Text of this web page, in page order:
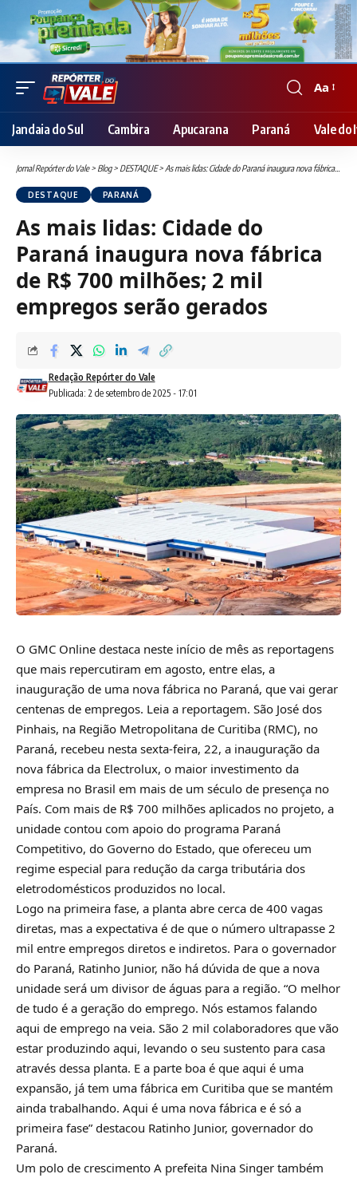
Font
Resizer
Aa
Jandaia do Sul Cambira Apucarana Paraná Vale do
Jornal Repórter do Vale> Blog> DESTAQUE>As mais lidas: Cidade do Paraná inaugura nova fábrica de R$ 700 milhões; 2 mil empregos serão gerados
DESTAQUE PARANÁ
As mais lidas: Cidade do
Paraná inaugura nova fábrica
de R$ 700 milhões; 2 mil
empregos serão gerados
Publicada: 2 de setembro de 2025 - 17:01
Redação Repórter do Vale
O GMC Online destaca neste início de mês as reportagens
que mais repercutiram em agosto, entre elas, a
inauguração de uma nova fábrica no Paraná, que vai gerar
centenas de empregos. Leia a reportagem. São José dos
Pinhais, na Região Metropolitana de Curitiba (RMC), no
Paraná, recebeu nesta sexta-feira, 22, a inauguração da
nova fábrica da Electrolux, o maior investimento da
empresa no Brasil em mais de um século de presença no
País. Com mais de R$ 700 milhões aplicados no projeto, a
unidade contou com apoio do programa Paraná
Competitivo, do Governo do Estado, que ofereceu um
regime especial para redução da carga tributária dos
eletrodomésticos produzidos no local.
Logo na primeira fase, a planta abre cerca de 400 vagas
diretas, mas a expectativa é de que o número ultrapasse 2
mil entre empregos diretos e indiretos. Para o governador
do Paraná, Ratinho Junior, não há dúvida de que a nova
unidade será um divisor de águas para a região. “O melhor
de tudo é a geração do emprego. Nós estamos falando
aqui de emprego na veia. São 2 mil colaboradores que vão
estar produzindo aqui, levando o seu sustento para casa
através dessa planta. E a parte boa é que aqui é uma
expansão, já tem uma fábrica em Curitiba que se mantém
ainda trabalhando. Aqui é uma nova fábrica e é só a
primeira fase” destacou Ratinho Junior, governador do
Paraná.
Um polo de crescimento A prefeita Nina Singer também